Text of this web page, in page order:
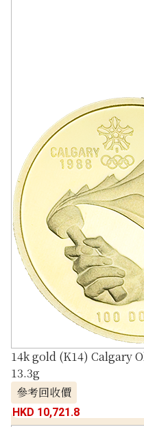
14k gold (K14) Calgary
13.3g
參考回收價
HKD 10,721.8